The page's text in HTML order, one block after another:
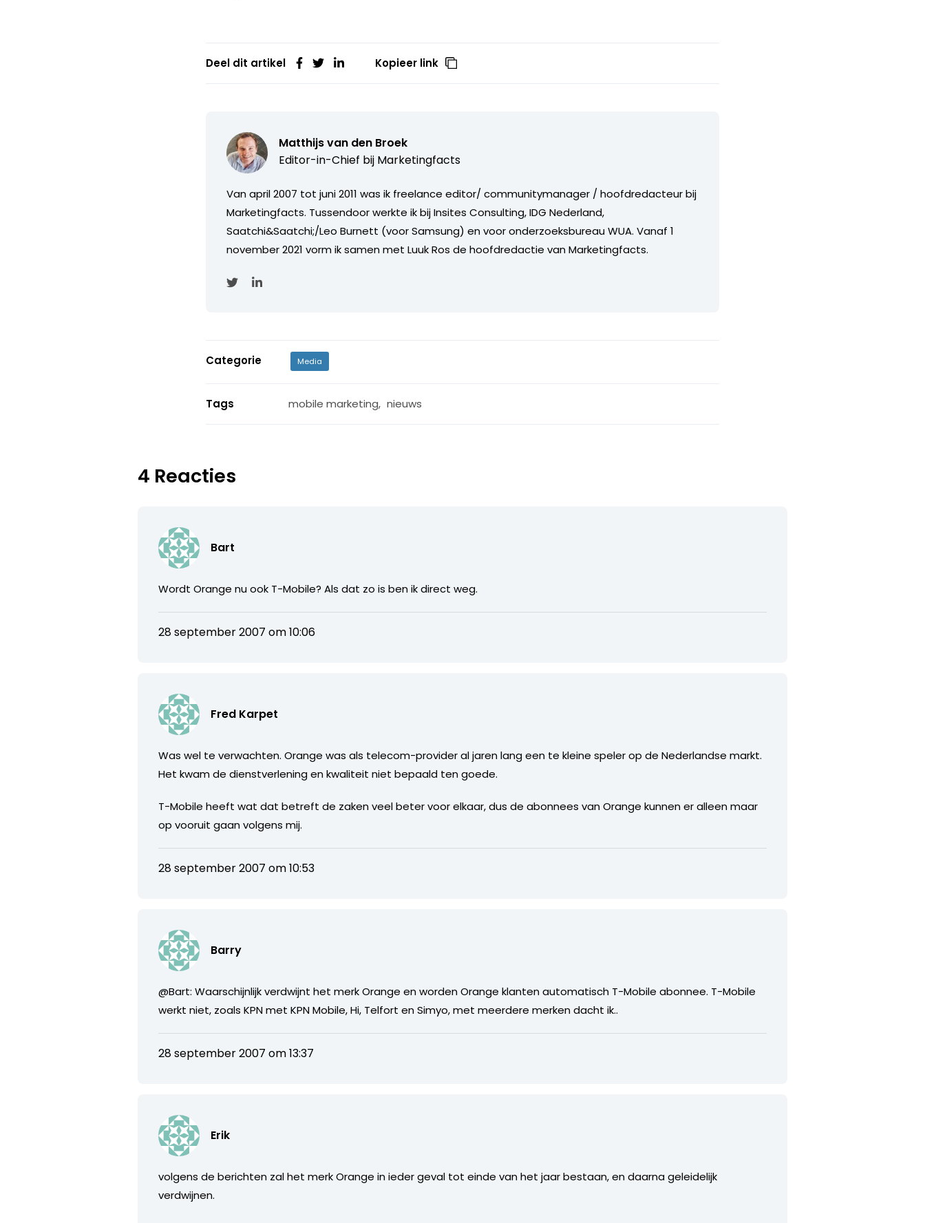
Deel dit artikel Kopieer link
Matthijs van den Broek
Editor-in-Chief bij Marketingfacts
Van april 2007 tot juni 2011 was ik freelance editor/ communitymanager / hoofdredacteur bij
Marketingfacts. Tussendoor werkte ik bij Insites Consulting, IDG Nederland,
Saatchi&Saatchi;/Leo Burnett (voor Samsung) en voor onderzoeksbureau WUA. Vanaf 1
november 2021 vorm ik samen met Luuk Ros de hoofdredactie van Marketingfacts.
Categorie Media
Tags mobile marketing, nieuws
4 Reacties
Bart
Wordt Orange nu ook T-Mobile? Als dat zo is ben ik direct weg.
28 september 2007 om 10:06
Fred Karpet
Was wel te verwachten. Orange was als telecom-provider al jaren lang een te kleine speler op de Nederlandse markt.
Het kwam de dienstverlening en kwaliteit niet bepaald ten goede.
T-Mobile heeft wat dat betreft de zaken veel beter voor elkaar, dus de abonnees van Orange kunnen er alleen maar
op vooruit gaan volgens mij.
28 september 2007 om 10:53
Barry
@Bart: Waarschijnlijk verdwijnt het merk Orange en worden Orange klanten automatisch T-Mobile abonnee. T-Mobile
werkt niet, zoals KPN met KPN Mobile, Hi, Telfort en Simyo, met meerdere merken dacht ik..
28 september 2007 om 13:37
Erik
volgens de berichten zal het merk Orange in ieder geval tot einde van het jaar bestaan, en daarna geleidelijk
verdwijnen.